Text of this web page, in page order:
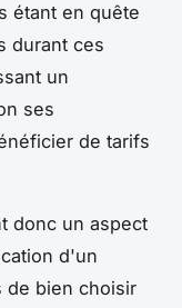
étant en quête
durant ces
un
ses
de tarifs
donc un aspect
d'un
de bien choisir